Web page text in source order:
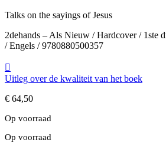
Talks on the sayings of Jesus
2dehands – Als Nieuw / Hardcover / 1ste
/ Engels / 9780880500357
Uitleg over de kwaliteit van het boek
€ 64,50
Op voorraad
Op voorraad